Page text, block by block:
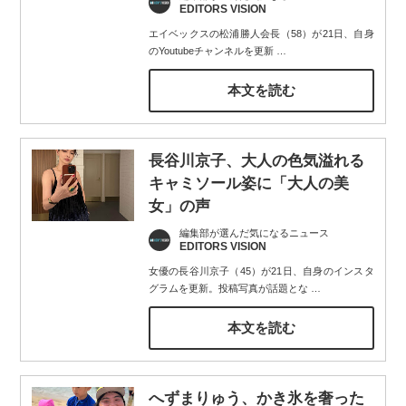
EDITORS VISION
エイベックスの松浦勝人会長（58）が21日、自身
のYoutubeチャンネルを更新…
本文を読む
長谷川京子、大人の色気溢れる
キャミソール姿に「大人の美
女」の声
編集部が選んだ気になるニュース
EDITORS VISION
女優の長谷川京子（45）が21日、自身のインスタ
グラムを更新。投稿写真が話題とな
本文を読む
へずまりゅう、かき氷を奢った